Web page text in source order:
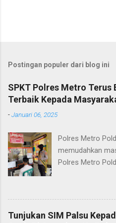
Postingan populer dari blog ini
SPKT Polres Metro Terus
Terbaik Kepada
-Januari 06, 2025
Polres Metro
memudahkan
Polres Metro
terkait layanan
pelayanan
kepada
Tunjukan SIM Palsu